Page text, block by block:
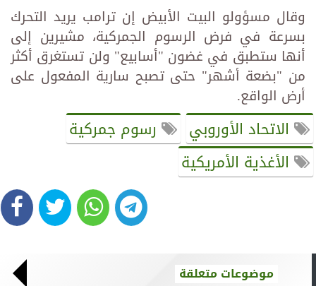
وقال مسؤولو البيت الأبيض إن ترامب يريد التحرك
بسرعة في فرض الرسوم الجمركية، مشيرين إلى
أنها ستطبق في غضون "أسابيع" ولن تستغرق أكثر
من "بضعة أشهر" حتى تصبح سارية المفعول على
أرض الواقع.
الاتحاد الأوروبي
رسوم جمركية
الأغذية الأمريكية
موضوعات متعلقة